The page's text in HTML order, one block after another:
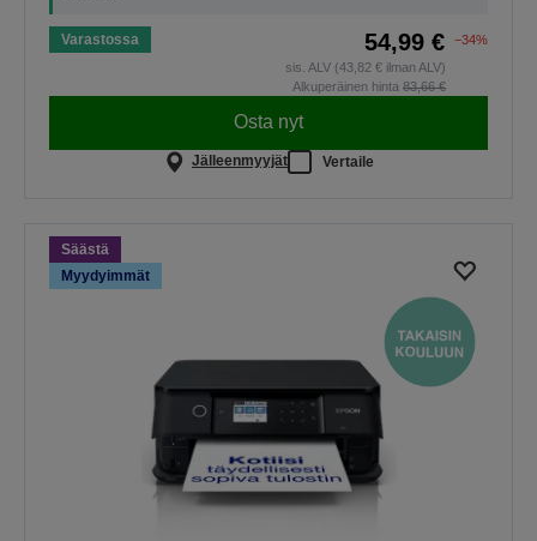
Varastossa 54,99 €
−34%
sis. ALV (43,82 € ilman ALV)
Alkuperäinen hinta 83,66 €
Osta nyt
Jälleenmyyjät Vertaile
Säästä
Myydyimmät